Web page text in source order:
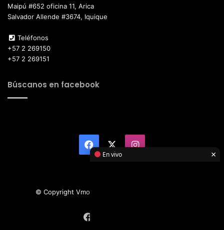
Maipú #652 oficina 11, Arica
Salvador Allende #3674, Iquique
Teléfonos
+57 2 269150
+57 2 269151
Búscanos en facebook
Facebook Instagram
© Copyright Vmotor TI 2026, All Rights Reserved
En vivo ×